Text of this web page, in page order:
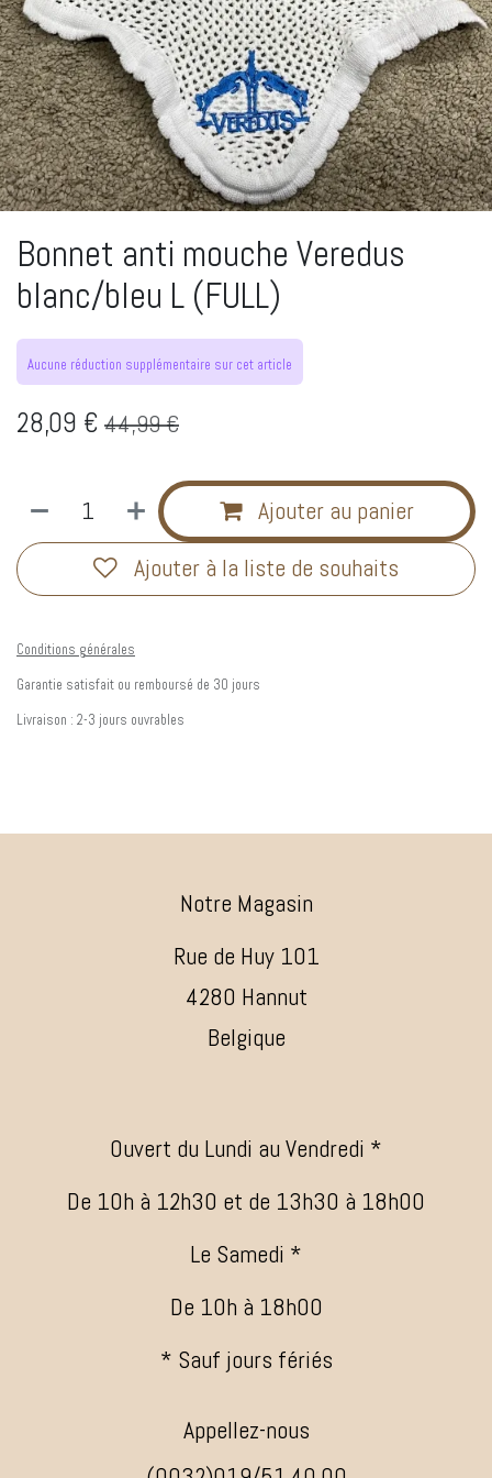
Bonnet anti mouche Veredus
blanc/bleu L (FULL)
Aucune réduction supplémentaire sur cet article
28,09 € 44,99€
Ajouter au panier
Ajouter à la liste de souhaits
Conditions générales
Garantie satisfait ou remboursé de 30 jours
Livraison : 2-3 jours ouvrables
Notre Magasin
Rue de Huy 101
4280 Hannut
Belgique
Ouvert du Lundi au Vendredi *
De 10h à 12h30 et de 13h30 à 18h00
Le Samedi *
De 10h à 18h00
* Sauf jours fériés
Appellez-nous